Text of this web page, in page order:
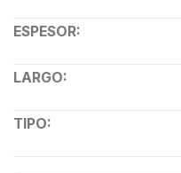
ESPESOR:
LARGO:
TIPO: